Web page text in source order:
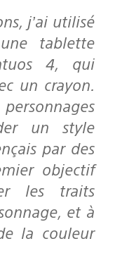
tablette
4, qui
un crayon.
un style
par des
objectif
les traits
et à
la couleur